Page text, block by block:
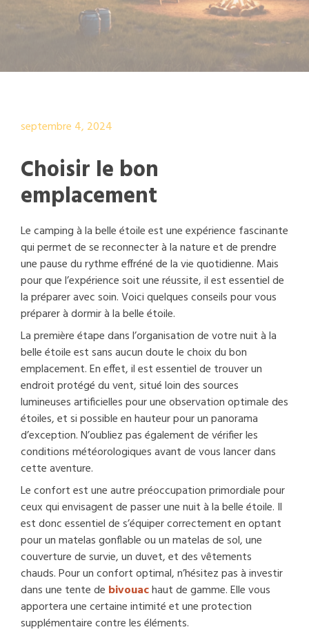
septembre 4, 2024
Choisir le bon
emplacement
Le camping à la belle étoile est une expérience fascinante
qui permet de se reconnecter à la nature et de prendre
une pause du rythme effréné de la vie quotidienne. Mais
pour que l’expérience soit une réussite, il est essentiel de
la préparer avec soin. Voici quelques conseils pour vous
préparer à dormir à la belle étoile.
La première étape dans l’organisation de votre nuit à la
belle étoile est sans aucun doute le choix du bon
emplacement. En effet, il est essentiel de trouver un
endroit protégé du vent, situé loin des sources
lumineuses artificielles pour une observation optimale des
étoiles, et si possible en hauteur pour un panorama
d’exception. N’oubliez pas également de vérifier les
conditions météorologiques avant de vous lancer dans
cette aventure.
Le confort est une autre préoccupation primordiale pour
ceux qui envisagent de passer une nuit à la belle étoile. Il
est donc essentiel de s’équiper correctement en optant
pour un matelas gonflable ou un matelas de sol, une
couverture de survie, un duvet, et des vêtements
chauds. Pour un confort optimal, n’hésitez pas à investir
dans une tente de bivouachaut de gamme. Elle vous
apportera une certaine intimité et une protection
supplémentaire contre les éléments.